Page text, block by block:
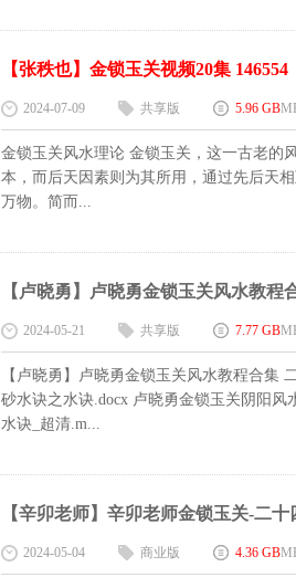
【张秩也】金锁玉关视频20集 146554
2024-07-09 共享版 5.96 GB
金锁玉关风水理论 金锁玉关，这一古老的
本，而后天因素则为其所用，通过先后天
万物。简而...
【卢晓勇】卢晓勇金锁玉关风水教程
2024-05-21 共享版 7.77 GB
【卢晓勇】卢晓勇金锁玉关风水教程合集
砂水诀之水诀.docx 卢晓勇金锁玉关阴阳
水诀_超清.m...
【辛卯老师】辛卯老师金锁玉关-二十
2024-05-04 商业版 4.36 GB